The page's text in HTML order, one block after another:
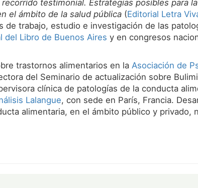
testimonial. Estrategias posibles para
el ámbito de la salud pública (Editorial Letra
de trabajo, estudio e investigación de las
del Libro de Buenos Aires y en congresos
trastornos alimentarios en la Asociación de
del Seminario de actualización sobre
clínica de patologías de la conducta
Lalangue, con sede en París, Francia.
alimentaria, en el ámbito público y privado,